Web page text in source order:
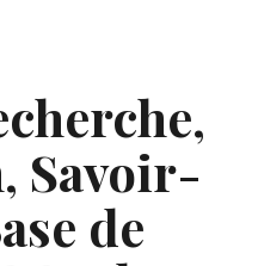
Savoir-
de